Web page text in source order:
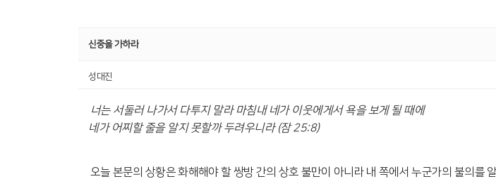
신중을 가하라
성대진
너는 서둘러 나가서 다투지 말라 마침내 네가 이웃에게서 욕을 보게 될 때에
네가 어찌할 줄을 알지 못할까 두려우니라 (잠25:8)
오늘 본문의 상황은 화해해야 할 쌍방 간의 상호 불만이 아니라 내 쪽에서 누군가의 불의를